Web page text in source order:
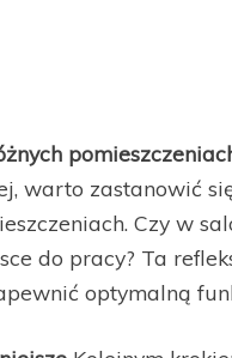
warto zastanowić
Czy w
do pracy? Ta
optymalną